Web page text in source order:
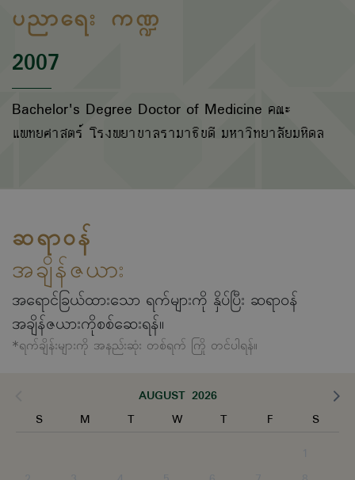
ပညာရေး ကဏ္ဍ
2007
Bachelor's Degree Doctor of Medicine คณะ
แพทยศาสตร์ โรงพยาบาลรามาธิบดี มหาวิทยาลัยมหิดล
ဆရာဝန်
အချိန်ဇယား
အရောင်ခြယ်ထားသော ရက်များကို နှိပ်ပြီး ဆရာဝန်
အချိန်ဇယားကိုစစ်ဆေးရန်။
*ရက်ချိန်းများကို အနည်းဆုံး တစ်ရက် ကြို တင်ပါရန်။
AUGUST 2026
S
M T W T F
S